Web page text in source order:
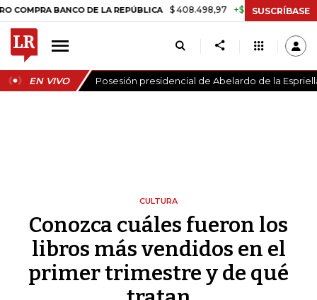
BANCO DE LA REPÚBLICA $ 408.498,97 +$ 8.753,81 +2,19% TASA
SUSCRÍBASE
EN VIVO Posesión presidencial de Abelardo de la
CULTURA
Conozca cuáles fueron los
libros más vendidos en el
primer trimestre y de qué